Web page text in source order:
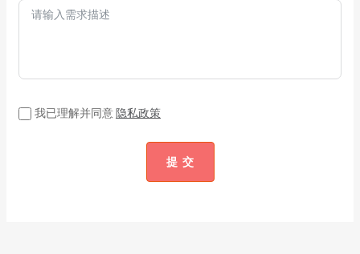
我已理解并同意隐私政策
提 交